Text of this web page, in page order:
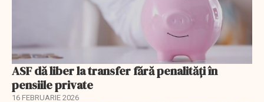
ASF dă liber la transfer fără penalități în
pensiile private
16 FEBRUARIE 2026